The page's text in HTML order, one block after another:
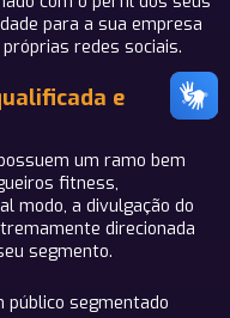
para a sua empresa
redes sociais.
e
um ramo bem
fitness,
modo, a divulgação do
direcionada
segmento.
público segmentado